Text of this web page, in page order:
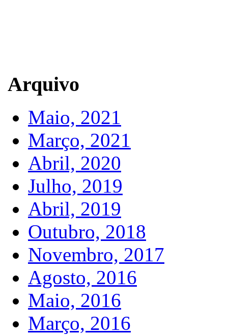
Arquivo
Maio, 2021
Março, 2021
Abril, 2020
Julho, 2019
Abril, 2019
Outubro, 2018
Novembro, 2017
Agosto, 2016
Maio, 2016
Março, 2016